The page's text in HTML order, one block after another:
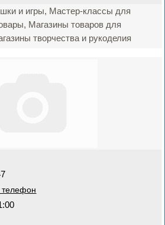
и игры, Мастер-классы для
Магазины товаров для
творчества и рукоделия
телефон